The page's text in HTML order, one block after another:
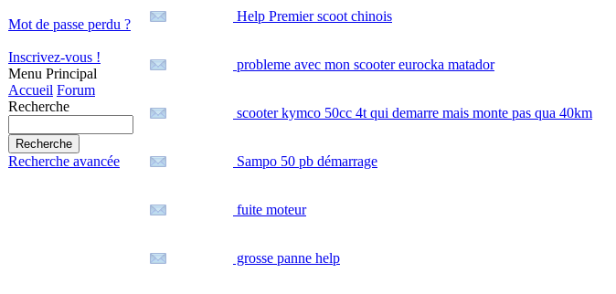
Mot de passe perdu ?
Inscrivez-vous !
Menu Principal
Accueil Forum
Recherche
Recherche avancée
Help Premier scoot chinois
probleme avec mon scooter eurocka matador
scooter kymco 50cc 4t qui demarre mais monte pas qua 40km
Sampo 50 pb démarrage
fuite moteur
grosse panne help